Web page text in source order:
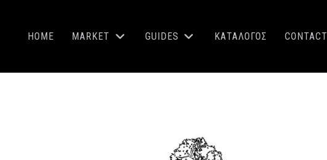
HOME MARKET GUIDES ΚΑΤΑΛΟΓΟΣ CONTACT